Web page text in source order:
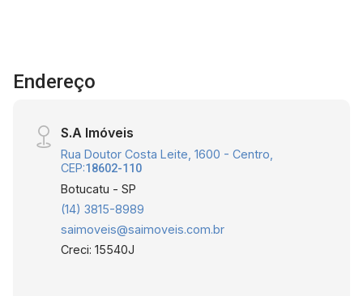
Endereço
S.A Imóveis
Rua Doutor Costa Leite, 1600 - Centro,
CEP:18602-110
Botucatu - SP
(14) 3815-8989
saimoveis@saimoveis.com.br
Creci: 15540J